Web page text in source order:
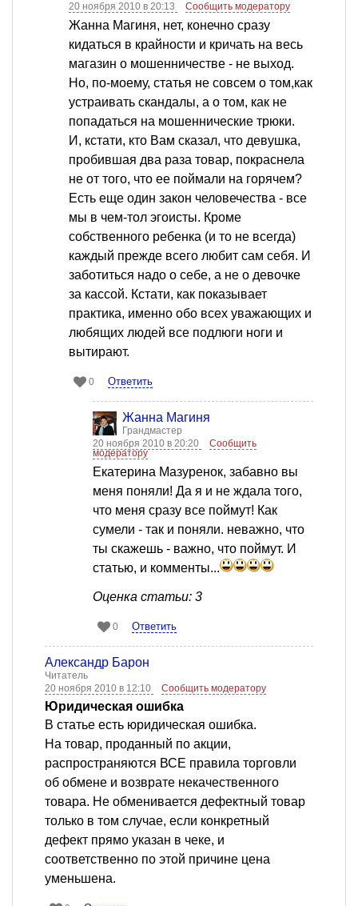
20 ноября 2010 в 20:13 Сообщить модератору
Жанна Магиня, нет, конечно сразу
кидаться в крайности и кричать на весь
магазин о мошенничестве - не выход.
Но, по-моему, статья не совсем о том,как
устраивать скандалы, а о том, как не
попадаться на мошеннические трюки.
И, кстати, кто Вам сказал, что девушка,
пробившая два раза товар, покраснела
не от того, что ее поймали на горячем?
Есть еще один закон человечества - все
мы в чем-тол эгоисты. Кроме
собственного ребенка (и то не всегда)
каждый прежде всего любит сам себя. И
заботиться надо о себе, а не о девочке
за кассой. Кстати, как показывает
практика, именно обо всех уважающих и
любящих людей все подлюги ноги и
вытирают.
0 Ответить
Жанна Магиня
Грандмастер
20 ноября 2010 в 20:20
Сообщить
модератору
Екатерина Мазуренок, забавно вы
меня поняли! Да я и не ждала того,
что меня сразу все поймут! Как
сумели - так и поняли. неважно, что
ты скажешь - важно, что поймут. И
статью, и комменты...
Оценка статьи: 3
0 Ответить
Александр Барон
Читатель
20 ноября 2010 в 12:10
Сообщить модератору
Юридическая ошибка
В статье есть юридическая ошибка.
На товар, проданный по акции,
распространяются ВСЕ правила торговли
об обмене и возврате некачественного
товара. Не обменивается дефектный товар
только в том случае, если конкретный
дефект прямо указан в чеке, и
соответственно по этой причине цена
уменьшена.